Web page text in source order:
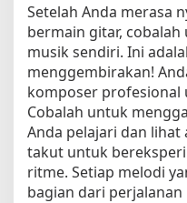
Setelah Anda merasa
bermain gitar,
musik sendiri. Ini
menggembirakan!
komposer profesional
Cobalah untuk
Anda pelajari dan lihat
takut untuk
ritme. Setiap melodi
bagian dari perjalanan